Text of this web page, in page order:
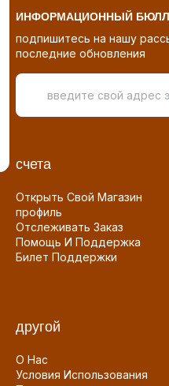
ИНФОРМАЦИОННЫЙ
подпишитесь на нашу
последние обновления
счета
Открыть Свой Магазин
профиль
Отслеживать Заказ
Помощь И Поддержка
Билет Поддержки
другой
О Нас
Условия Использования